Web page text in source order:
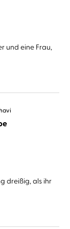
und eine Frau,
dreißig, als ihr